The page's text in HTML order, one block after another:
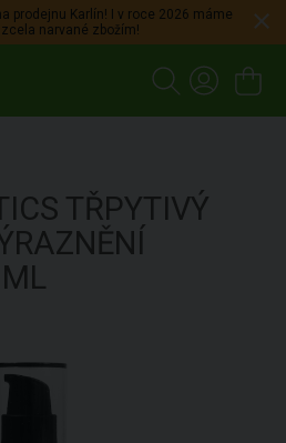
prodejnu Karlín! I v roce 2026 máme
narvané zbožím!
TŘPYTIVÝ